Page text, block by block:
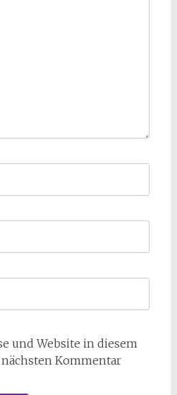
und Website in diesem
Kommentar